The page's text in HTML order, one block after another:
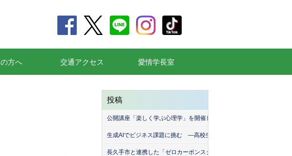
方へ 交通アクセス 愛情学長室
投稿
公開講座「楽しく学ぶ心理学」を開催しました
生成AIでビジネス課題に挑む ―高校生が挑んだ「堀商店」との生成
長久手市と連携した「ゼロカーボンスクール」を開催しました！